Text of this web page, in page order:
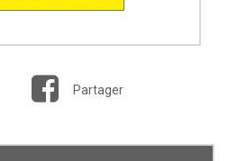
Partager